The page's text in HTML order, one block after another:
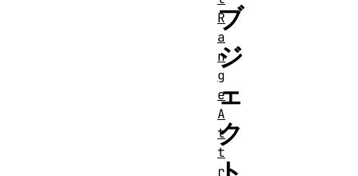
ブ
ジ
ェ
ク
R
a
n
g
e
A
t
t
r